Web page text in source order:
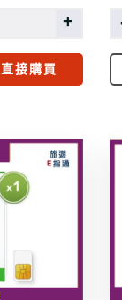
+
直接購買